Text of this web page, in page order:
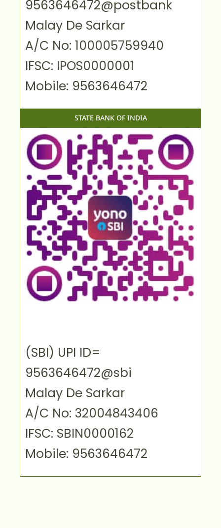
9563646472@postbank
Malay De Sarkar
A/C No: 100005759940
IFSC: IPOS0000001
Mobile: 9563646472
STATE BANK OF INDIA
(SBI) UPI ID=
9563646472@sbi
Malay De Sarkar
A/C No: 32004843406
IFSC: SBIN0000162
Mobile: 9563646472